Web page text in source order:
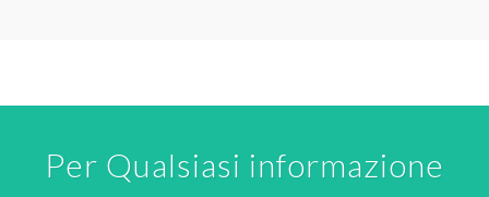
Per Qualsiasi informazione